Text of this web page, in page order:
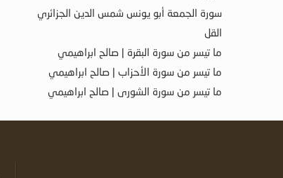
سورة الجمعة أبو يونس شمس الدين الجزائري
القل
ما تيسر من سورة البقرة | صالح ابراهيمي
ما تيسر من سورة الأحزاب | صالح ابراهيمي
ما تيسر من سورة الشورى | صالح ابراهيمي